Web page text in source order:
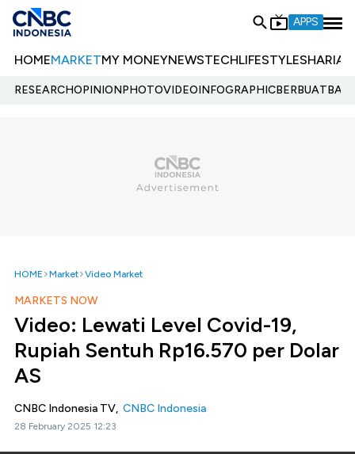
APPS
HOMEMARKETMY MONEYNEWSTECHLIFESTYLESHARIA
RESEARCHOPINIONPHOTOVIDEOINFOGRAPHIC
HOME Market Video Market
MARKETS NOW
Video: Lewati Level Covid-19,
Rupiah Sentuh Rp16.570 per Dolar
AS
CNBC Indonesia TV, CNBC Indonesia
28 February 2025 12:23